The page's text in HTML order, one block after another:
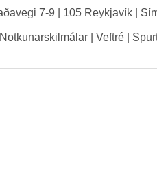
7-9 | 105 Reykjavík |
Notkunarskilmálar Veftré